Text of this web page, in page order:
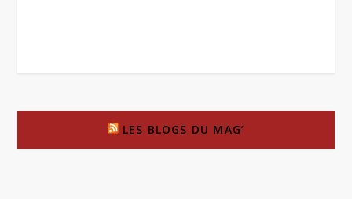
LES BLOGS DU MAG’